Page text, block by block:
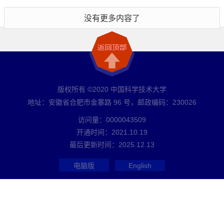
没有更多内容了
版权所有 ©2020 中国科学技术大学
地址：安徽省合肥市金寨路 96 号，邮政编码：230026
访问量： 0000043509
开通时间： 2021 10 19
最后更新时间： 2025 12 13
电脑版 English